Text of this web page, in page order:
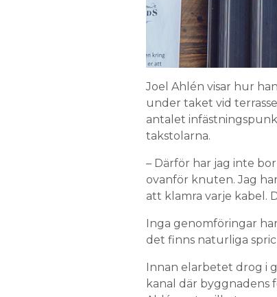
Joel Ahlén visar hur
under taket vid
antalet
takstolarna.
– Därför har jag inte
ovanför knuten. Jag
att klamra varje kabel.
Inga genomföringar
det finns naturliga
Innan elarbetet drog i
kanal där byggnadens